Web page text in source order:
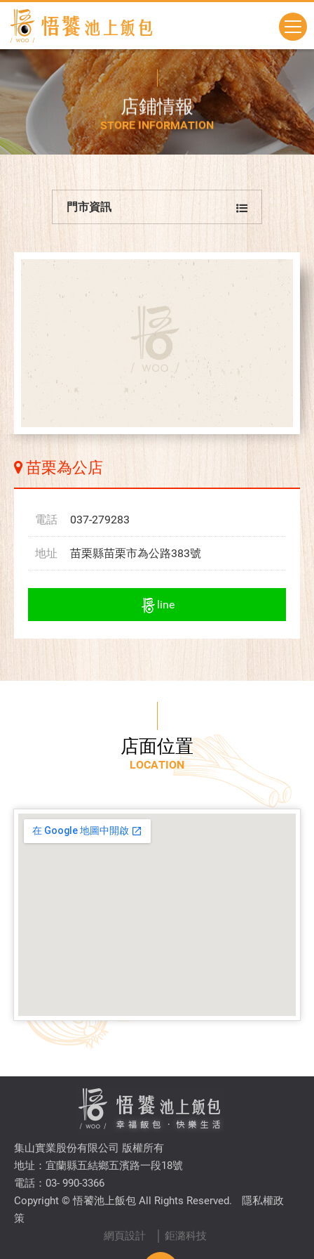
店鋪情報
STORE INFORMATION
門市資訊
苗栗為公店
電話 037-279283
地址 苗栗縣苗栗市為公路383號
line
店面位置
LOCATION
集山實業股份有限公司 版權所有
地址：宜蘭縣五結鄉五濱路一段18號
電話：03- 990-3366
Copyright © 悟饕池上飯包 All Rights Reserved.
隱私權政
策
網頁設計
│ 鉅潞科技